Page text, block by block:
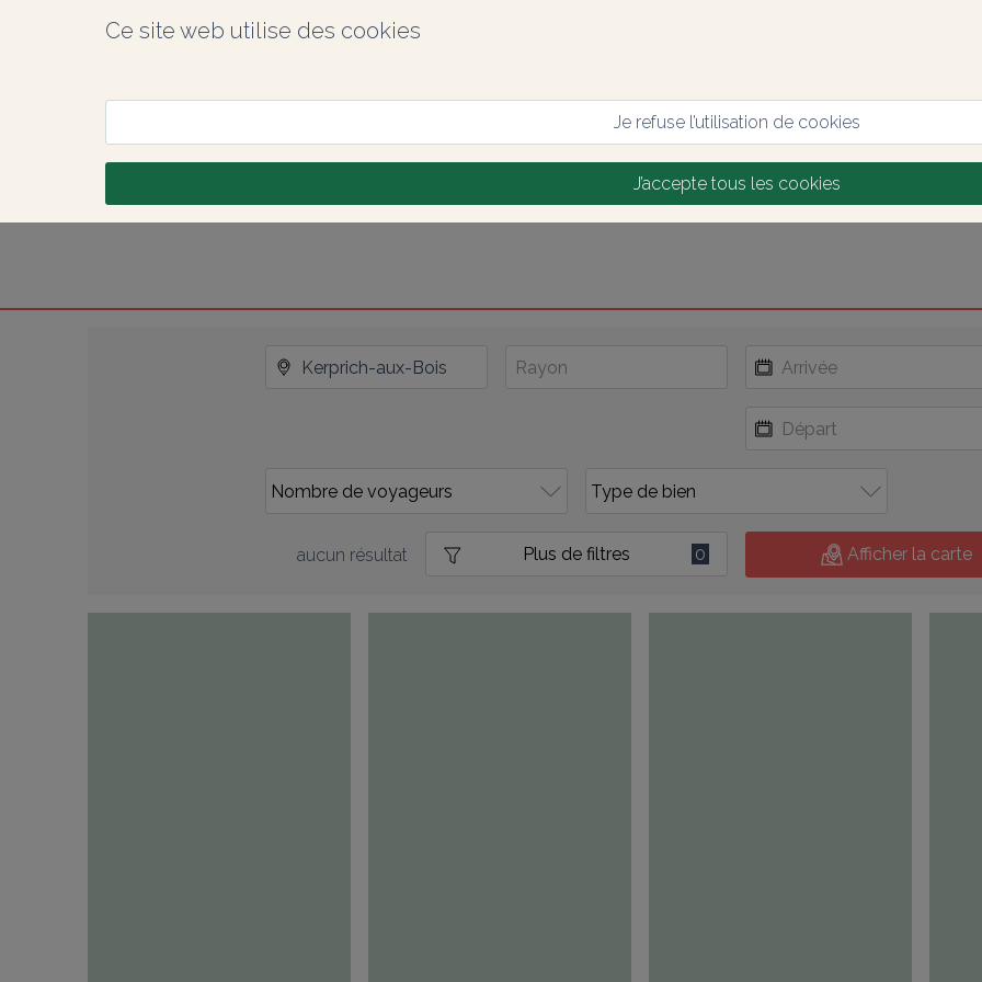
Ce site web utilise des cookies
Je refuse l’utilisation de cookies
J’accepte tous les cookies
aucun résultat Plus de filtres 0 Afficher la carte